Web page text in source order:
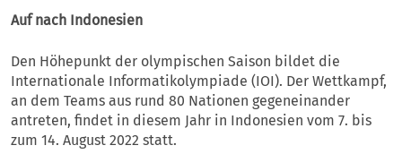
Auf nach Indonesien
Den Höhepunkt der olympischen Saison bildet die
Internationale Informatikolympiade (IOI). Der Wettkampf,
an dem Teams aus rund 80 Nationen gegeneinander
antreten, findet in diesem Jahr in Indonesien vom 7. bis
zum 14. August 2022 statt.